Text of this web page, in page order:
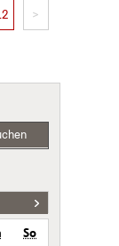
>
So